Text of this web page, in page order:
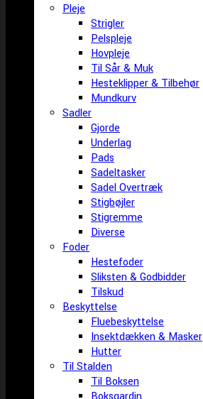
Pleje
Strigler
Pelspleje
Hovpleje
Til Sår & Muk
Hesteklipper & Tilbehør
Mundkurv
Sadler
Gjorde
Underlag
Pads
Sadeltasker
Sadel Overtræk
Stigbøjler
Stigremme
Diverse
Foder
Hestefoder
Sliksten & Godbidder
Tilskud
Beskyttelse
Fluebeskyttelse
Insektdækken & Masker
Hutter
Til Stalden
Til Boksen